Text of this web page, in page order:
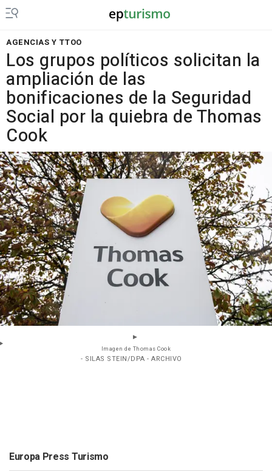
AGENCIAS Y TTOO
Los grupos políticos solicitan la
ampliación de las
bonificaciones de la Seguridad
Social por la quiebra de Thomas
Cook
Imagen de Thomas Cook
- SILAS STEIN/DPA - ARCHIVO
Europa Press Turismo